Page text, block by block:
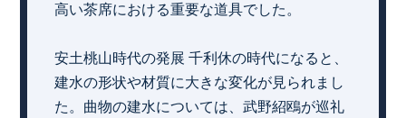
高い茶席における重要な道具でした。
安土桃山時代の発展 千利休の時代になると、
建水の形状や材質に大きな変化が見られまし
た。曲物の建水については、武野紹鴎が巡礼